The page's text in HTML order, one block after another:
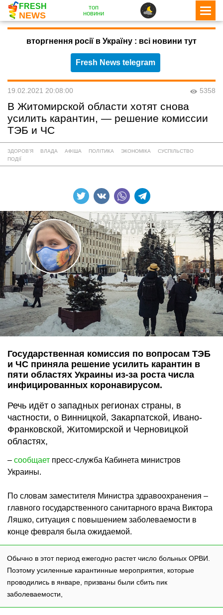
FRESH
NEWS
топ
новини
вторгнення росії в Україну : всі новини тут
Fresh News telegram
19.02.2021 20:08:00 5358
В Житомирской области хотят снова
усилить карантин, — решение комиссии
ТЭБ и ЧС
ЗДОРОВ'Я ВЛАДА АФІША ПОЛІТИКА ЭКОНОМІКА
СУСПІЛЬСТВО
ПОДІЇ
Государственная комиссия по вопросам ТЭБ
и ЧС приняла решение усилить карантин в
пяти областях Украины из-за роста числа
инфицированных коронавирусом.
Речь идёт о западных регионах страны, в
частности, о Винницкой, Закарпатской, Ивано-
Франковской, Житомирской и Черновицкой
областях,
– сообщает пресс-служба Кабинета министров
Украины.
По словам заместителя Министра здравоохранения –
главного государственного санитарного врача Виктора
Ляшко, ситуация с повышением заболеваемости в
конце февраля была ожидаемой.
Обычно в этот период ежегодно растет число больных ОРВИ.
Поэтому усиленные карантинные мероприятия, которые
проводились в январе, призваны были сбить пик
заболеваемости,